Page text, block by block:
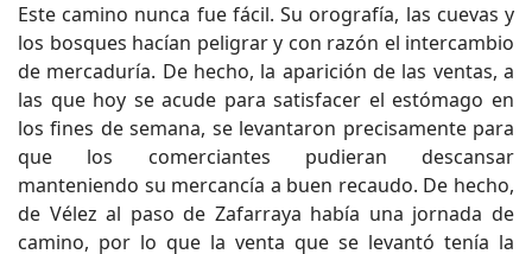
Este camino nunca fue fácil. Su orografía, las cuevas y
los bosques hacían peligrar y con razón el intercambio
de mercaduría. De hecho, la aparición de las ventas, a
las que hoy se acude para satisfacer el estómago en
los fines de semana, se levantaron precisamente para
que los comerciantes pudieran descansar
manteniendo su mercancía a buen recaudo. De hecho,
de Vélez al paso de Zafarraya había una jornada de
camino, por lo que la venta que se levantó tenía la